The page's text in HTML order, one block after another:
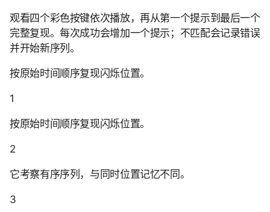
观看四个彩色按键依次播放，再从第一个提示到最后一个
完整复现。每次成功会增加一个提示；不匹配会记录错误
并开始新序列。
按原始时间顺序复现闪烁位置。
1
按原始时间顺序复现闪烁位置。
2
它考察有序序列，与同时位置记忆不同。
3